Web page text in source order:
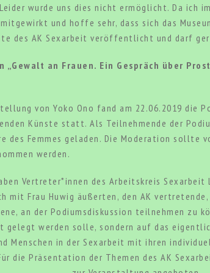
wurde uns dies nicht ermöglicht. Da ich
und hoffe sehr, dass sich das
des AK Sexarbeit veröffentlicht und darf
an Frauen. Ein Gespräch über
von Yoko Ono fand am 22.06.2019 die
Künste statt. Als Teilnehmende der
des Femmes geladen. Die Moderation sollte
werden.
Vertreter*innen des Arbeitskreis
mit Frau Huwig äußerten, den AK
an der Podiumsdiskussion teilnehmen zu
gelegt werden solle, sondern auf das
in der Sexarbeit mit ihren
die Präsentation der Themen des AK